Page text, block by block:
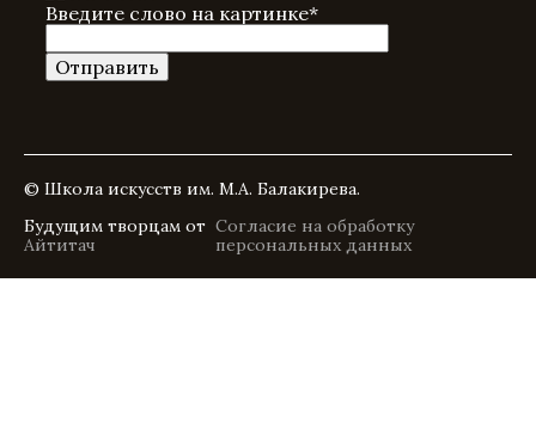
Введите слово на картинке*
© Школа искусств им. М.А. Балакирева.
Будущим творцам от
Айтитач
Согласие на обработку
персональных данных